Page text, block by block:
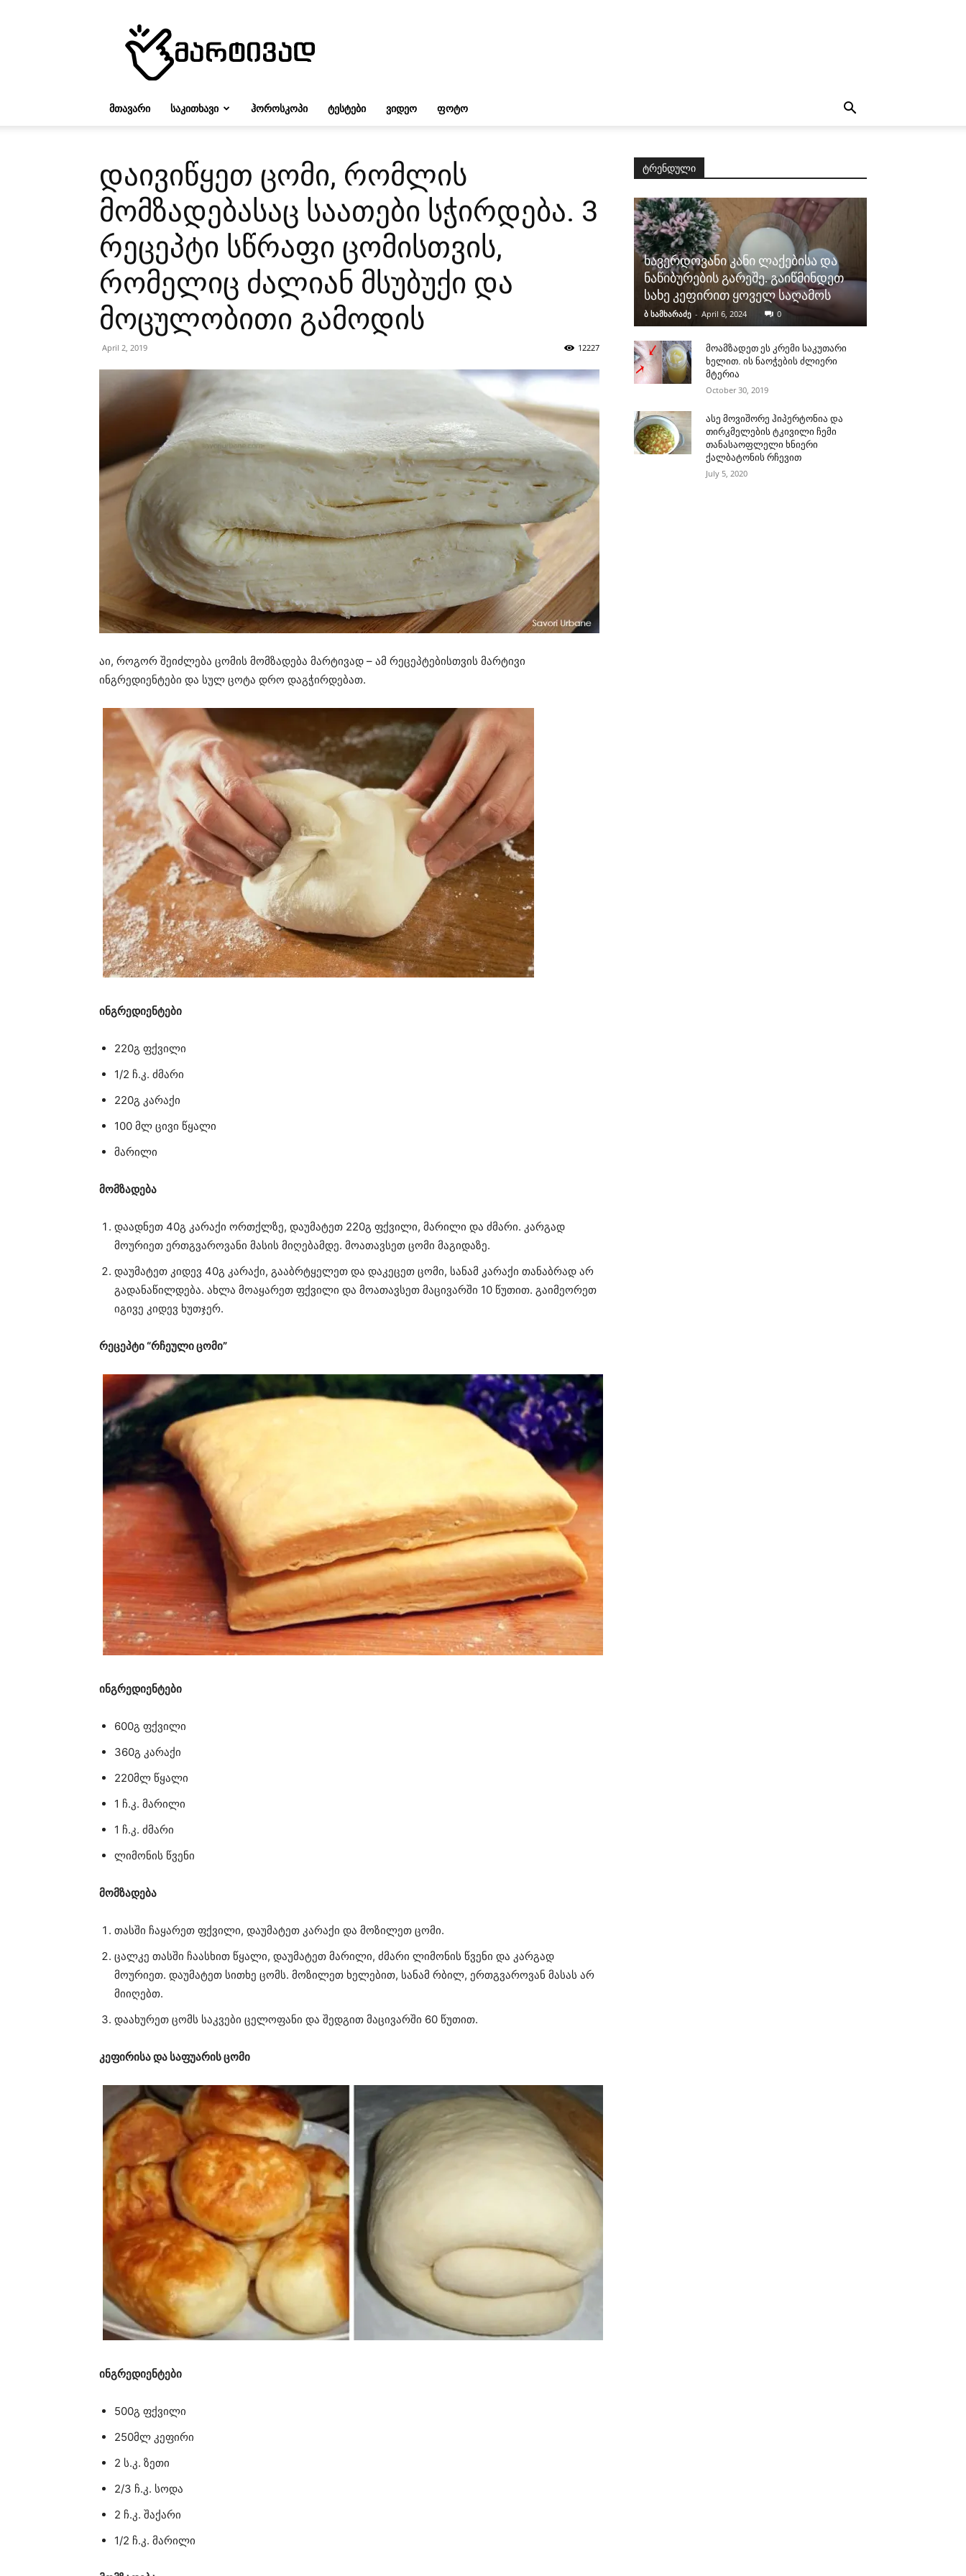
ᲛᲗᲐᲕᲐᲠᲘ ᲡᲐᲙᲘᲗᲮᲐᲕᲘ ᲰᲝᲠᲝᲡᲙᲝᲞᲘ ᲢᲔᲡᲢᲔᲑᲘ ᲕᲘᲓᲔᲝ ᲤᲝᲢᲝ
დაივიწყეთ ცომი, რომლის
მომზადებასაც საათები სჭირდება. 3
რეცეპტი სწრაფი ცომისთვის,
რომელიც ძალიან მსუბუქი და
მოცულობითი გამოდის
April 2, 2019 12227
აი, როგორ შეიძლება ცომის მომზადება მარტივად – ამ რეცეპტებისთვის მარტივი
ინგრედიენტები და სულ ცოტა დრო დაგჭირდებათ.
ინგრედიენტები
220გ ფქვილი
1/2 ჩ.კ. ძმარი
220გ კარაქი
100 მლ ცივი წყალი
მარილი
მომზადება
დაადნეთ 40გ კარაქი ორთქლზე, დაუმატეთ 220გ ფქვილი, მარილი და ძმარი. კარგად
მოურიეთ ერთგვაროვანი მასის მიღებამდე. მოათავსეთ ცომი მაგიდაზე.
დაუმატეთ კიდევ 40გ კარაქი, გააბრტყელეთ და დაკეცეთ ცომი, სანამ კარაქი თანაბრად არ
გადანაწილდება. ახლა მოაყარეთ ფქვილი და მოათავსეთ მაცივარში 10 წუთით. გაიმეორეთ
იგივე კიდევ ხუთჯერ.
რეცეპტი “რჩეული ცომი”
ინგრედიენტები
600გ ფქვილი
360გ კარაქი
220მლ წყალი
1 ჩ.კ. მარილი
1 ჩ.კ. ძმარი
ლიმონის წვენი
მომზადება
თასში ჩაყარეთ ფქვილი, დაუმატეთ კარაქი და მოზილეთ ცომი.
ცალკე თასში ჩაასხით წყალი, დაუმატეთ მარილი, ძმარი ლიმონის წვენი და კარგად
მოურიეთ. დაუმატეთ სითხე ცომს. მოზილეთ ხელებით, სანამ რბილ, ერთგვაროვან მასას არ
მიიღებთ.
დაახურეთ ცომს საკვები ცელოფანი და შედგით მაცივარში 60 წუთით.
კეფირისა და საფუარის ცომი
ინგრედიენტები
500გ ფქვილი
250მლ კეფირი
2 ს.კ. ზეთი
2/3 ჩ.კ. სოდა
2 ჩ.კ. შაქარი
1/2 ჩ.კ. მარილი
ტრენდული
ხავერდოვანი კანი ლაქებისა და
ნაწიბურების გარეშე. გაიწმინდეთ
სახე კეფირით ყოველ საღამოს
ბ სამხარაძე - April 6, 2024 0
მოამზადეთ ეს კრემი საკუთარი
ხელით. ის ნაოჭების ძლიერი
მტერია
October 30, 2019
ასე მოვიშორე ჰიპერტონია და
თირკმელების ტკივილი ჩემი
თანასაოფლელი ხნიერი
ქალბატონის რჩევით
July 5, 2020